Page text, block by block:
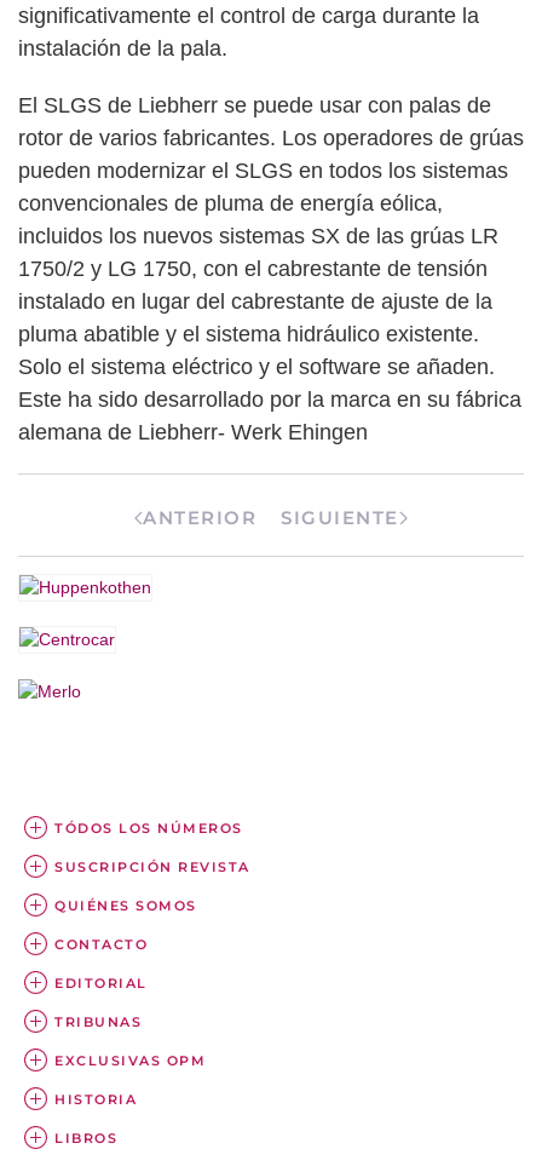
significativamente el control de carga durante la
instalación de la pala.
El SLGS de Liebherr se puede usar con palas de
rotor de varios fabricantes. Los operadores de grúas
pueden modernizar el SLGS en todos los sistemas
convencionales de pluma de energía eólica,
incluidos los nuevos sistemas SX de las grúas LR
1750/2 y LG 1750, con el cabrestante de tensión
instalado en lugar del cabrestante de ajuste de la
pluma abatible y el sistema hidráulico existente.
Solo el sistema eléctrico y el software se añaden.
Este ha sido desarrollado por la marca en su fábrica
alemana de Liebherr- Werk Ehingen
ANTERIOR SIGUIENTE
TÓDOS LOS NÚMEROS
SUSCRIPCIÓN REVISTA
QUIÉNES SOMOS
CONTACTO
EDITORIAL
TRIBUNAS
EXCLUSIVAS OPM
HISTORIA
LIBROS